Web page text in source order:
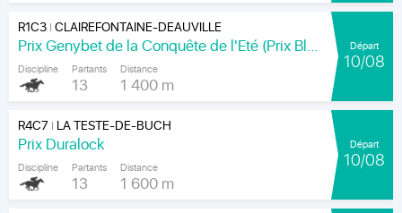
R1C3|CLAIREFONTAINE-DEAUVILLE
Prix Genybet de la Conquête de l'Eté (Prix Blangy-le-Château)
Discipline Partants
13
Distance
1 400 m
Départ
10/08
R4C7 | LA TESTE-DE-BUCH
Prix Duralock
Discipline Partants
13
Distance
1 600 m
Départ
10/08